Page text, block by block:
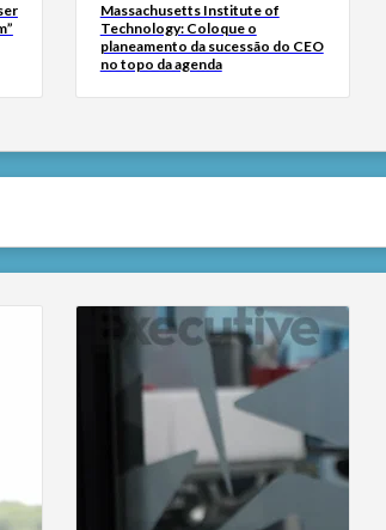
Massachusetts Institute of
Technology: Coloque o
planeamento da sucessão do CEO
no topo da agenda